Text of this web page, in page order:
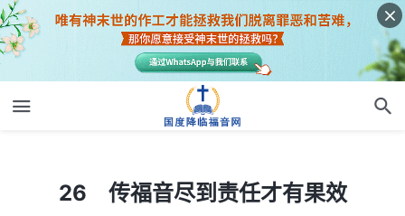
26 传福音尽到责任才有果效